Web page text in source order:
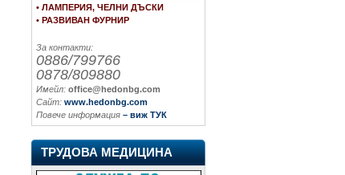
• ЛАМПЕРИЯ, ЧЕЛНИ ДЪСКИ
• РАЗВИВАН ФУРНИР
За контакти:
0886/799766
0878/809880
Имейл: office@hedonbg.com
Сайт: www.hedonbg.com
Повече информация – виж ТУК
ТРУДОВА МЕДИЦИНА